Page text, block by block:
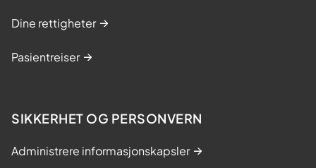
Dine rettigheter
Pasientreiser
SIKKERHET OG PERSONVERN
Administrere informasjonskapsler